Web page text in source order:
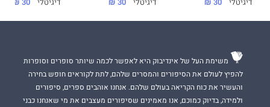
שלי.
דיגיטלי 30 ₪
דיגיטלי 30 ₪
דיגיטלי 30 ₪
משימת העל של אינדיבוק היא לאפשר לכמה שיותר סופרים וסופרות
להפיץ לעולם את הסיפורים והמסרים שלהם, לתת לקוראים חופש בחירה
והעשיר את כוח הקריאה בעולם שלהם. אנחנו אוהבים ספרים, סיפורים
ולמידה, בדיוק כמוכם, אנו מאמינים שסיפורים מעצבים את מי שאנחנו כבני